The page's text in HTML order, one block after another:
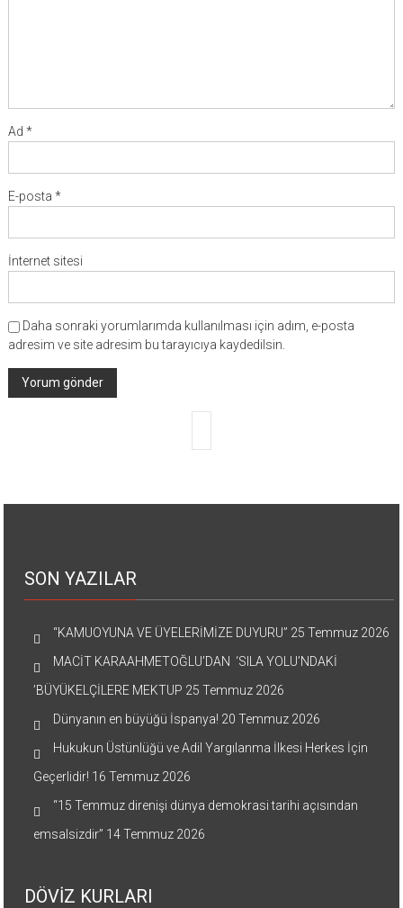
Ad *
E-posta *
İnternet sitesi
Daha sonraki yorumlarımda kullanılması için adım, e-posta
adresim ve site adresim bu tarayıcıya kaydedilsin.
SON YAZILAR
“KAMUOYUNA VE ÜYELERİMİZE DUYURU” 25 Temmuz 2026
MACİT KARAAHMETOĞLU’DAN ‘SILA YOLU’NDAKİ
’BÜYÜKELÇİLERE MEKTUP 25 Temmuz 2026
Dünyanın en büyüğü İspanya! 20 Temmuz 2026
Hukukun Üstünlüğü ve Adil Yargılanma İlkesi Herkes İçin
Geçerlidir! 16 Temmuz 2026
“15 Temmuz direnişi dünya demokrasi tarihi açısından
emsalsizdir” 14 Temmuz 2026
DÖVİZ KURLARI